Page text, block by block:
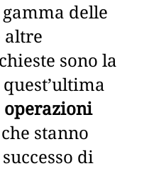
delle
altre
sono la
quest’ultima
operazioni
stanno
di